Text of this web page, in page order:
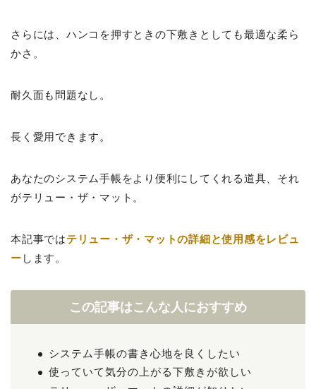
さらには、ハンコを押すときの下敷きとしても最適な柔ら
かさ。
耐久面も問題なし。
長く愛用できます。
あなたのシステム手帳をより便利にしてくれる道具、それ
がテリュー・ザ・マット。
本記事ではテリュー・ザ・マットの詳細と使用感をレビュ
ー します。
この記事はこんな人におすすめ
システム手帳の書き心地を良くしたい
使っていて気分の上がる下敷きが欲しい